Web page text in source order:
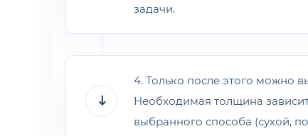
задачи.
4. Только после этого можно
Необходимая толщина
выбранного способа (сухой,